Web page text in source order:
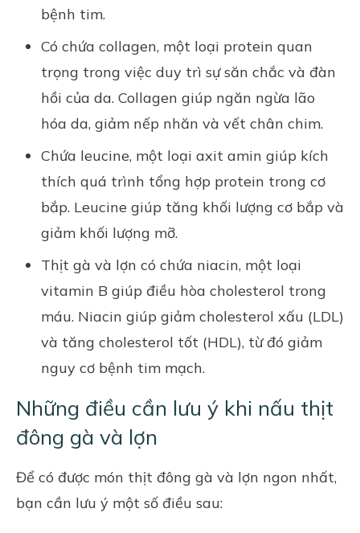
bệnh tim.
Có chứa collagen, một loại protein quan
trọng trong việc duy trì sự săn chắc và đàn
hồi của da. Collagen giúp ngăn ngừa lão
hóa da, giảm nếp nhăn và vết chân chim.
Chứa leucine, một loại axit amin giúp kích
thích quá trình tổng hợp protein trong cơ
bắp. Leucine giúp tăng khối lượng cơ bắp và
giảm khối lượng mỡ.
Thịt gà và lợn có chứa niacin, một loại
vitamin B giúp điều hòa cholesterol trong
máu. Niacin giúp giảm cholesterol xấu (LDL)
và tăng cholesterol tốt (HDL), từ đó giảm
nguy cơ bệnh tim mạch.
Những điều cần lưu ý khi nấu thịt
đông gà và lợn
Để có được món thịt đông gà và lợn ngon nhất,
bạn cần lưu ý một số điều sau: